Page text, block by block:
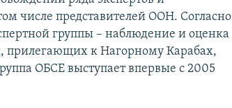
числе представителей ООН. Согласно
группы – наблюдение и оценка
прилегающих к Нагорному Карабах,
ОБСЕ выступает впервые с 2005